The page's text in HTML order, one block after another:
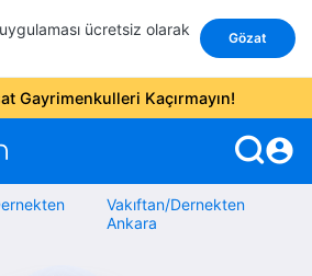
ücretsiz olarak
Gözat
Gayrimenkulleri Kaçırmayın!
account_circle
Vakıftan/Dernekten
Ankara